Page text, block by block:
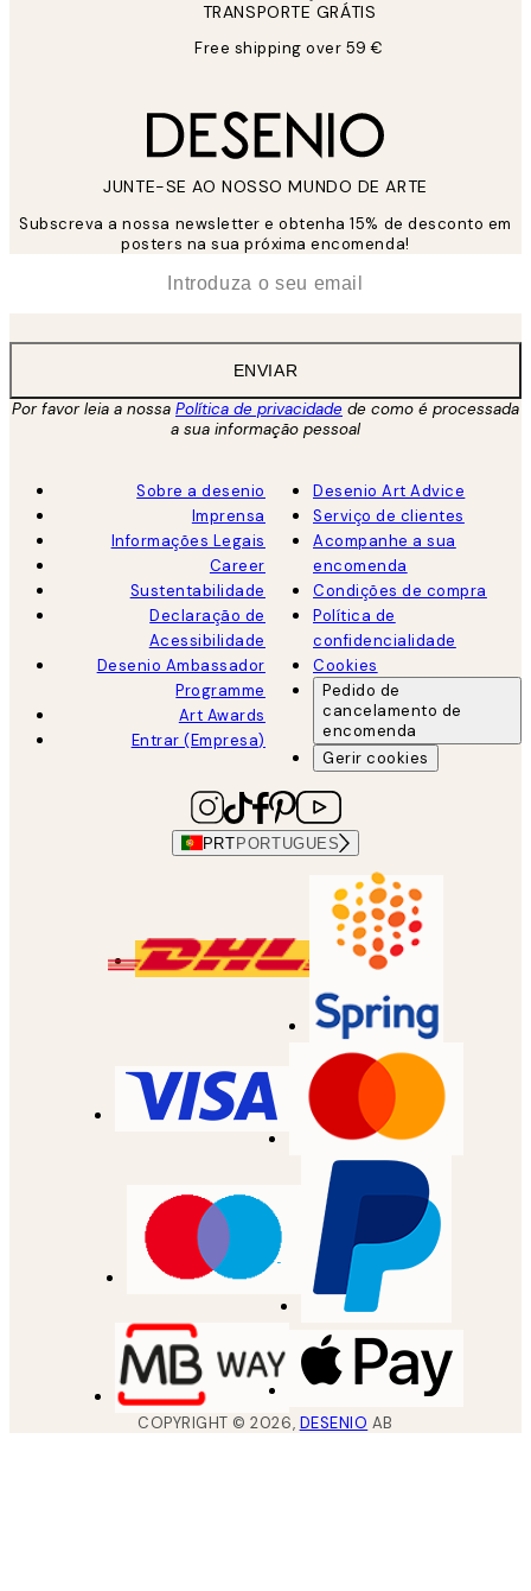
TRANSPORTE GRÁTIS
Free shipping over 59 €
JUNTE-SE AO NOSSO MUNDO DE ARTE
Subscreva a nossa newsletter e obtenha 15% de desconto em
posters na sua próxima encomenda!
ENVIAR
Por favor leia a nossa Política de privacidade de como é processada
a sua informação pessoal
Sobre a desenio
Imprensa
Informações Legais
Career
Sustentabilidade
Declaração de
Acessibilidade
Desenio Ambassador
Programme
Art Awards
Entrar (Empresa)
Desenio Art Advice
Serviço de clientes
Acompanhe a sua
encomenda
Condições de compra
Política de
confidencialidade
Cookies
Pedido de
cancelamento de
encomenda
Gerir cookies
PRTPORTUGUES
COPYRIGHT ©2026, DESENIO AB